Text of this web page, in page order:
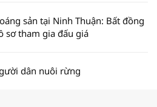
sản tại Ninh Thuận: Bất đồng
sơ tham gia đấu giá
dân nuôi rừng